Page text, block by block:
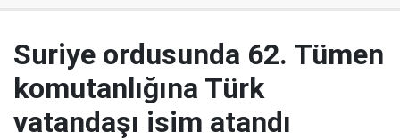
Suriye ordusunda 62. Tümen
komutanlığına Türk
vatandaşı isim atandı